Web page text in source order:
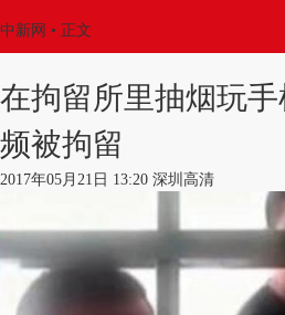
中新网 • 正文
在拘留所里抽烟玩
频被拘留
2017年05月21日 13:20 深圳高清